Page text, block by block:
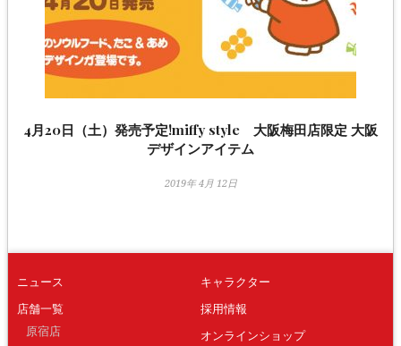
4月20日（土）発売予定!miffy style 大阪梅田店限定 大阪
デザインアイテム
2019年 4月 12日
ニュース
店舗一覧
原宿店
キャラクター
採用情報
オンラインショップ